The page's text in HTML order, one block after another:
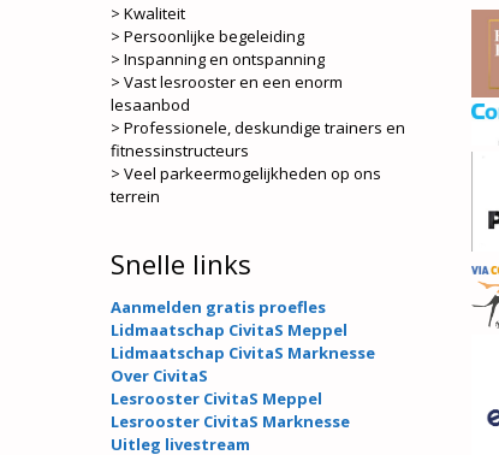
> Kwaliteit
> Persoonlijke begeleiding
> Inspanning en ontspanning
> Vast lesrooster en een enorm
lesaanbod
> Professionele, deskundige trainers en
fitnessinstructeurs
> Veel parkeermogelijkheden op ons
terrein
Snelle links
Aanmelden gratis proefles
Lidmaatschap CivitaS Meppel
Lidmaatschap CivitaS Marknesse
Over CivitaS
Lesrooster CivitaS Meppel
Lesrooster CivitaS Marknesse
Uitleg livestream